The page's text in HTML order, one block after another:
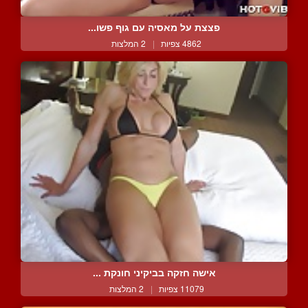
פצצת על מאסיה עם גוף פשו...
4862 צפיות | 2 המלצות
אישה חזקה בביקיני חונקת ...
11079 צפיות | 2 המלצות